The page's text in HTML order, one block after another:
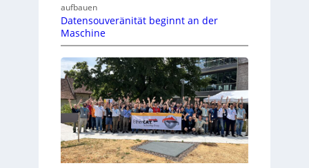
aufbauen
Datensouveränität beginnt an der
Maschine